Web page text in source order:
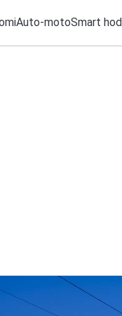
Auto-motoSmart